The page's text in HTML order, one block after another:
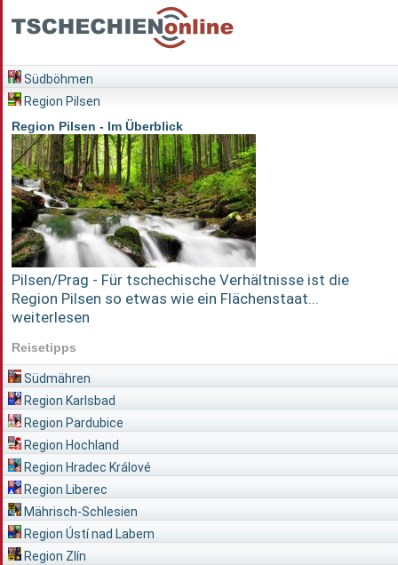
Südböhmen
Region Pilsen
Region Pilsen - Im Überblick
Pilsen/Prag - Für tschechische Verhältnisse ist die
Region Pilsen so etwas wie ein Flächenstaat...
weiterlesen
Reisetipps
Südmähren
Region Karlsbad
Region Pardubice
Region Hochland
Region Hradec Králové
Region Liberec
Mährisch-Schlesien
Region Ústí nad Labem
Region Zlín